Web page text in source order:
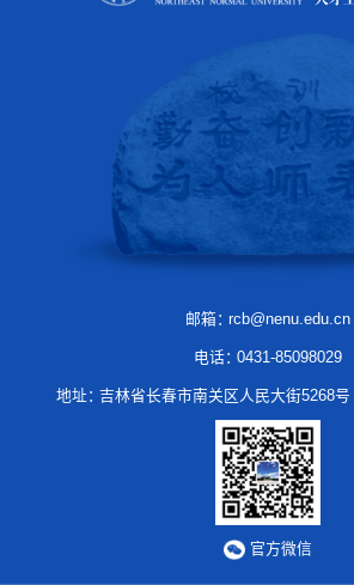
邮箱：rcb@nenu.edu.cn
电话：0431-85098029
地址：吉林省长春市南关区人民大街5268号
官方微信